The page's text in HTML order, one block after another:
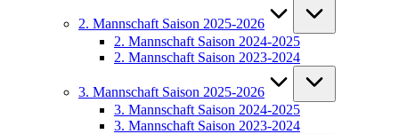
2. Mannschaft Saison 2025-2026
2. Mannschaft Saison 2024-2025
2. Mannschaft Saison 2023-2024
3. Mannschaft Saison 2025-2026
3. Mannschaft Saison 2024-2025
3. Mannschaft Saison 2023-2024